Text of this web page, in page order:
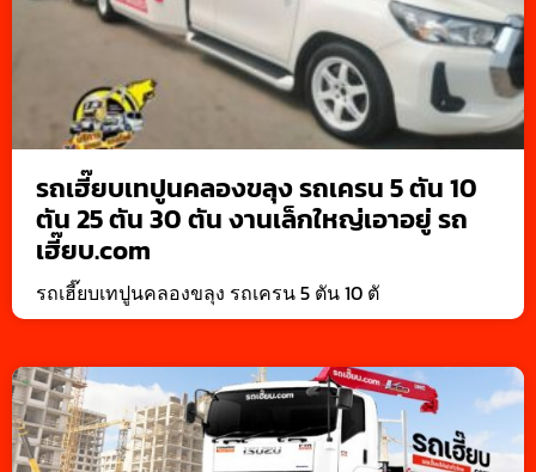
รถเฮี๊ยบเทปูนคลองขลุง รถเครน 5 ตัน 10
ตัน 25 ตัน 30 ตัน งานเล็กใหญ่เอาอยู่ รถ
เฮี๊ยบ.com
รถเฮี๊ยบเทปูนคลองขลุง รถเครน 5 ตัน 10 ตั